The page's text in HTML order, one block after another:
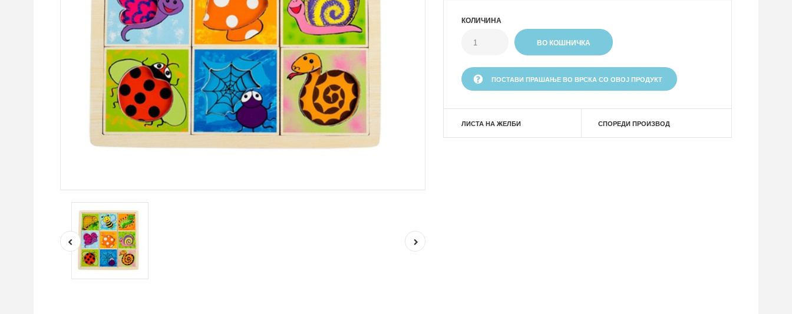
КОЛИЧИНА
ПОСТАВИ ПРАШАЊЕ ВО ВРСКА СО ОВОЈ ПРОДУКТ
ЛИСТА НА ЖЕЛБИ СПОРЕДИ ПРОИЗВОД